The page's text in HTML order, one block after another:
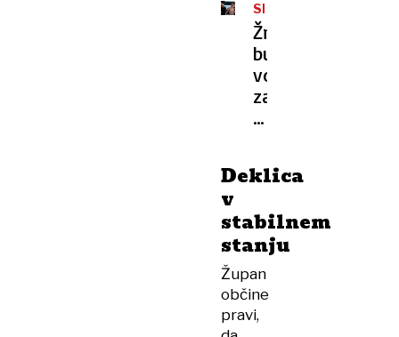
SPOLNO
NASILJE
Žrtev
budističnega
vodje
za
Dnevnik:
letih
je
vzel
nedolžnost«
Deklica
v
stabilnem
stanju
Župan
občine
pravi,